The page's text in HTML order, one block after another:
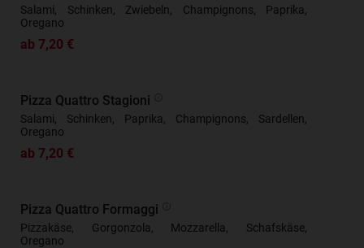
Salami, Schinken, Zwiebeln, Champignons, Paprika,
Oregano
ab 7,20 €
Pizza Quattro Stagioni
Salami, Schinken, Paprika, Champignons, Sardellen,
Oregano
ab 7,20 €
Pizza Quattro Formaggi
Pizzakäse, Gorgonzola, Mozzarella, Schafskäse,
Oregano